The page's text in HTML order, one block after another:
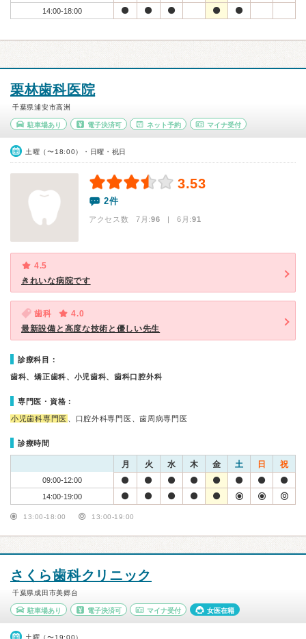
14:00-18:00
栗林歯科医院
千葉県浦安市高洲
駐車場あり 電子決済可 ネット予約 マイナ受付
土曜（〜18:00）・日曜・祝日
3.53
2件
アクセス数 7月:96 | 6月:91
4.5
きれいな病院です
歯科
4.0
最新設備と高度な技術と優しい先生
診療科目：
歯科、矯正歯科、小児歯科、歯科口腔外科
専門医・資格：
小児歯科専門医 、口腔外科専門医、歯周病専門医
診療時間
月 火 水 木 金 土 日 祝
09:00-12:00
14:00-19:00
13:00-18:00 13:00-19:00
さくら歯科クリニック
千葉県成田市美郷台
駐車場あり 電子決済可 マイナ受付 女医在籍
土曜（〜19:00）